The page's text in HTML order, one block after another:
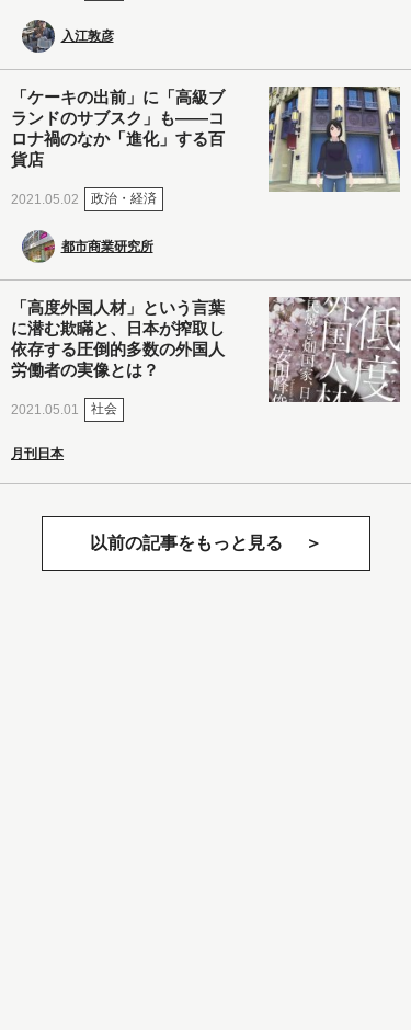
入江敦彦
「ケーキの出前」に「高級ブ
ランドのサブスク」も――コ
ロナ禍のなか「進化」する百
貨店
2021.05.02 政治・経済
都市商業研究所
「高度外国人材」という言葉
に潜む欺瞞と、日本が搾取し
依存する圧倒的多数の外国人
労働者の実像とは？
2021.05.01 社会
月刊日本
以前の記事をもっと見る